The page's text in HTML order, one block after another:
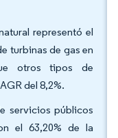
representó el
turbinas de gas en
otros tipos de
del 8,2%.
servicios públicos
el 63,20% de la